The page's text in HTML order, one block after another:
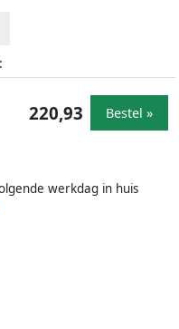
werkdag in huis
220,93 Bestel »